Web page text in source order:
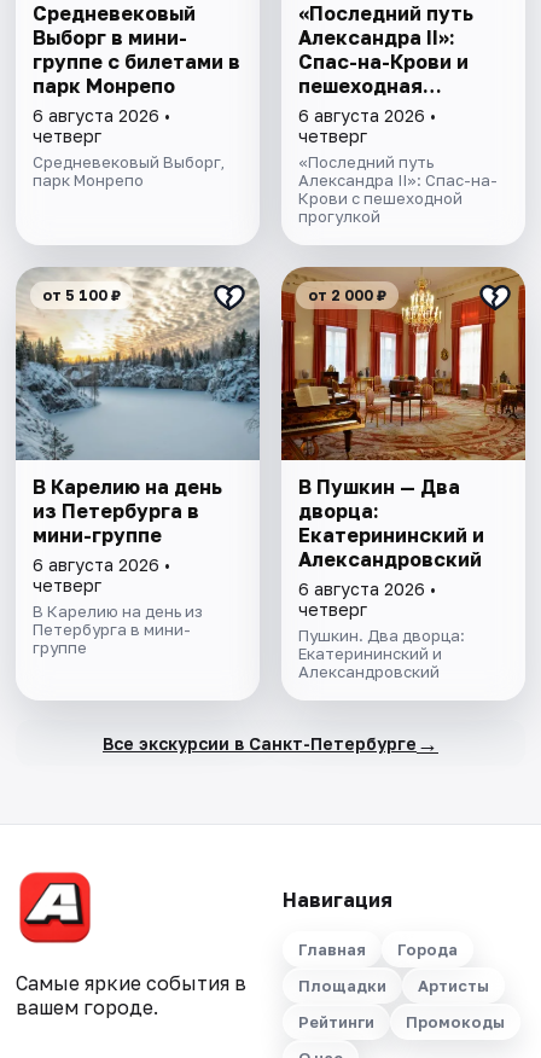
Cредневековый
Выборг в мини-
группе c билетами в
парк Монрепо
6 августа 2026 •
четверг
Средневековый Выборг,
парк Монрепо
«Последний путь
Александра II»:
Спас-на-Крови и
пешеходная
прогулка
6 августа 2026 •
четверг
«Последний путь
Александра II»: Спас-на-
Крови с пешеходной
прогулкой
от 5 100 ₽
В Карелию на день
из Петербурга в
мини-группе
6 августа 2026 •
четверг
В Карелию на день из
Петербурга в мини-
группе
от 2 000 ₽
В Пушкин — Два
дворца:
Екатерининский и
Александровский
6 августа 2026 •
четверг
Пушкин. Два дворца:
Екатерининский и
Александровский
Все экскурсии в Санкт-Петербурге →
Самые яркие события в
вашем городе.
Навигация
Главная
Города
Площадки
Артисты
Рейтинги
Промокоды